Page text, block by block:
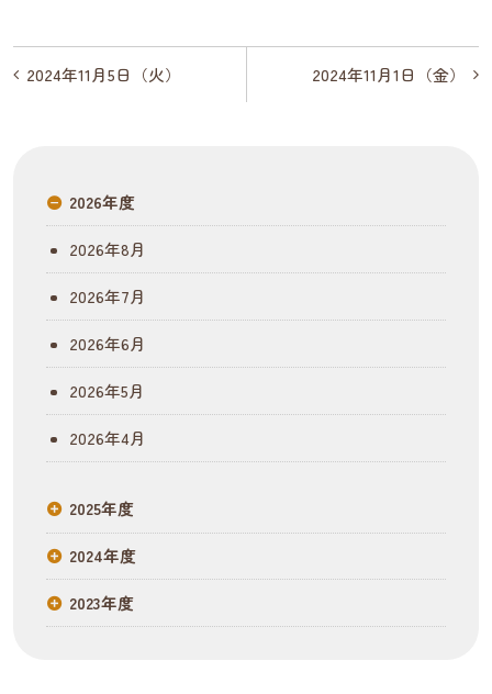
投
2024年11月1日（金）
2024年11月5日（火）
2026年度
2026年8月
2026年7月
2026年6月
2026年5月
2026年4月
2025年度
2024年度
2023年度